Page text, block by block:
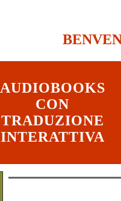
AUDIOBOOKS
CON
TRADUZIONE
INTERATTIVA